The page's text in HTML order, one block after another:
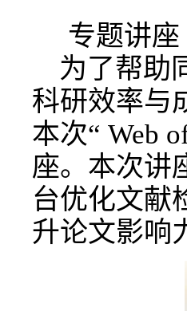
专题讲座
为了帮助
科研效率与
本次“ Web
座。本次讲
台优化文献
升论文影响